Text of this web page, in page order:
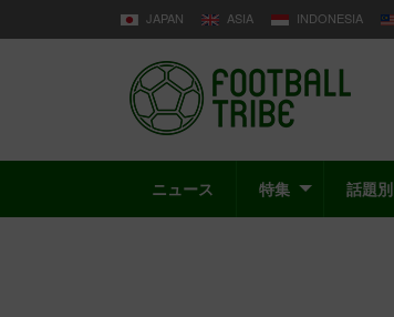
JAPAN ASIA INDONESIA
ニュース 特集 話題別